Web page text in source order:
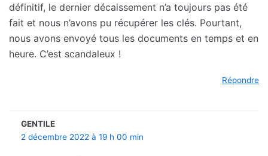
définitif, le dernier décaissement n’a toujours pas été
fait et nous n’avons pu récupérer les clés. Pourtant,
nous avons envoyé tous les documents en temps et en
heure. C’est scandaleux !
Répondre
GENTILE
2 décembre 2022 à 19 h 00 min